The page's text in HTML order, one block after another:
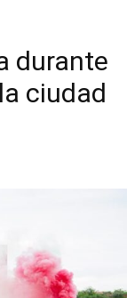
durante
ciudad